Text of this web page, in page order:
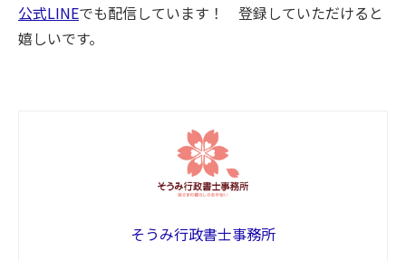
公式LINEでも配信しています！ 登録していただけると
嬉しいです。
そうみ行政書士事務所